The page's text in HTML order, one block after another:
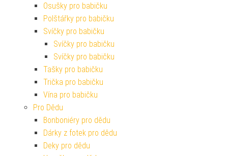
Osušky pro babičku
Polštářky pro babičku
Svíčky pro babičku
Svíčky pro babičku
Svíčky pro babičku
Tašky pro babičku
Trička pro babičku
Vína pro babičku
Pro Dědu
Bonboniéry pro dědu
Dárky z fotek pro dědu
Deky pro dědu